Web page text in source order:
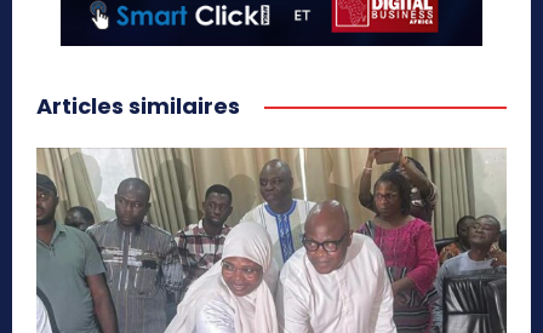
Articles similaires